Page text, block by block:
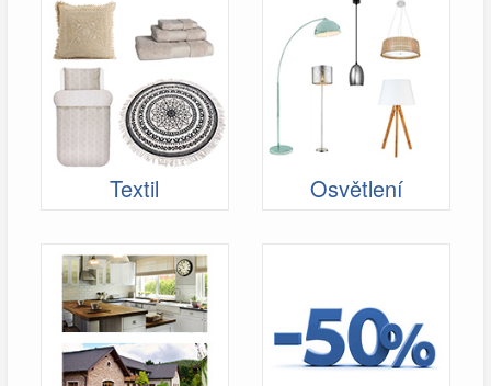
Textil Osvětlení